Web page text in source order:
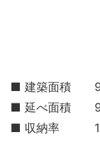
■ 建築面積
■ 延べ面積
■ 収納率